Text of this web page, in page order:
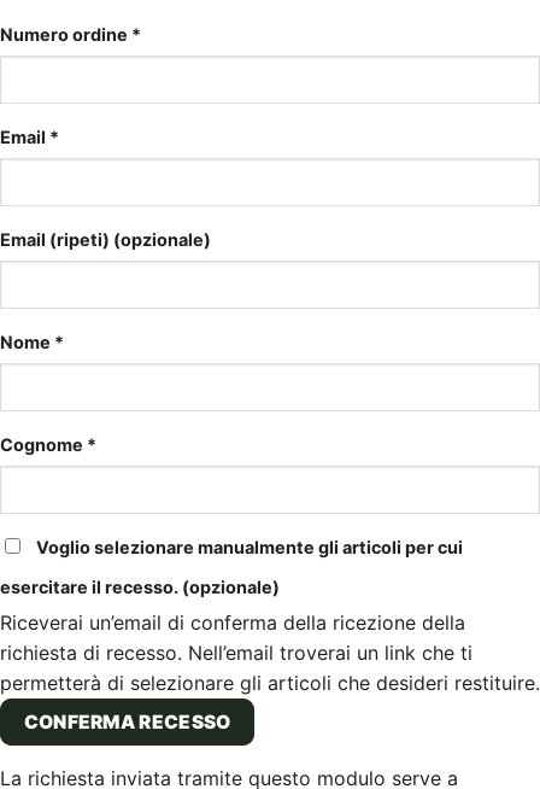
Numero ordine *
Email *
Email (ripeti) (opzionale)
Nome *
Cognome *
Voglio selezionare manualmente gli articoli per cui
esercitare il recesso. (opzionale)
Riceverai un’email di conferma della ricezione della
richiesta di recesso. Nell’email troverai un link che ti
permetterà di selezionare gli articoli che desideri restituire.
CONFERMA RECESSO
La richiesta inviata tramite questo modulo serve a